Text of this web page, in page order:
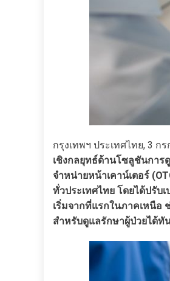
กรุงเทพฯ ประเทศไทย, 3 ก
เชิงกลยุทธ์ด้านโซลูชันกา
จำหน่ายหน้าเคาน์เตอร์
ทั่วประเทศไทย โดยได้ปรับ
เริ่มจากที่แรกในภาคเหนือ
สำหรับดูแลรักษาผู้ป่วยได้ทั